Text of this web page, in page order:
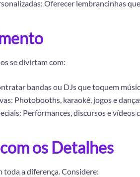
Oferecer lembrancinhas
se divirtam com:
bandas ou DJs que toquem
Photobooths, karaokê, jogos e
Performances, discursos e vídeos
os Detalhes
toda a diferença. Considere: